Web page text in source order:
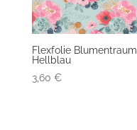
Flexfolie Blumentraum
Hellblau
3,60 €